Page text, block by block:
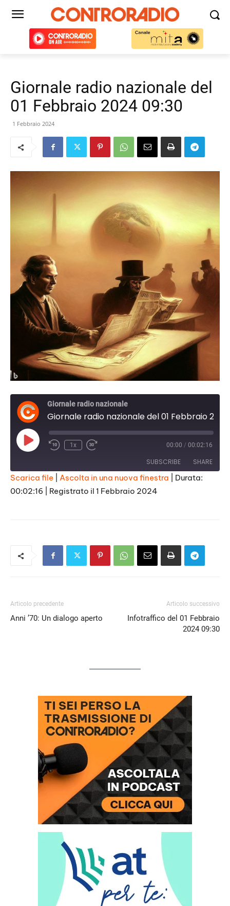
Giornale radio nazionale del
01 Febbraio 2024 09:30
1 Febbraio 2024
Giornale radio nazionale
Play
Episode
1x 00:00 / 00:02:16
SUBSCRIBE SHARE
SHARE
Scarica file Ascolta in una nuova finestra
Durata:
00:02:16
Registrato il 1 Febbraio 2024
Articolo precedente
Anni ’70: Un dialogo aperto
Articolo successivo
Infotraffico del 01 Febbraio
2024 09:30